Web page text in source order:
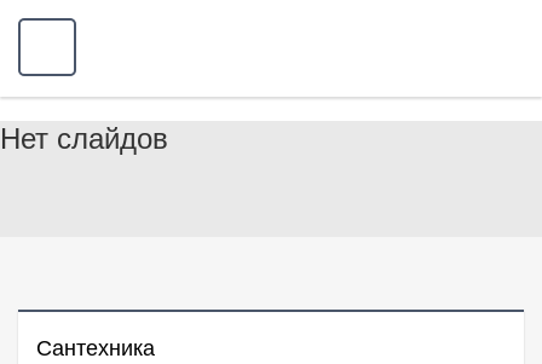
Нет слайдов
Сантехника